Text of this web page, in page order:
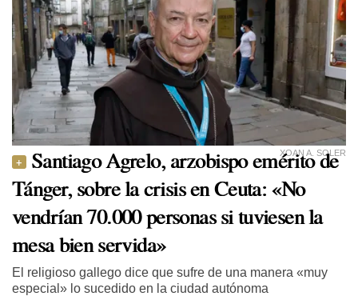
XOAN A. SOLER
Santiago Agrelo, arzobispo emérito de
Tánger, sobre la crisis en Ceuta: «No
vendrían 70.000 personas si tuviesen la
mesa bien servida»
El religioso gallego dice que sufre de una manera «muy
especial» lo sucedido en la ciudad autónoma